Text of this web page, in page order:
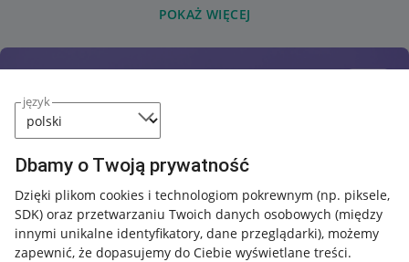
język
Dbamy o Twoją prywatność
Dzięki plikom cookies i technologiom pokrewnym (np. piksele,
SDK) oraz przetwarzaniu Twoich danych osobowych (między
innymi unikalne identyfikatory, dane przeglądarki), możemy
zapewnić, że dopasujemy do Ciebie wyświetlane treści.
POKAŻ WIĘCEJ